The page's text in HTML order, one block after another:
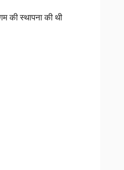
की स्थापना की थी